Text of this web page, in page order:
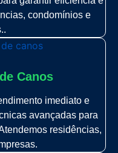
condomínios e
Canos
imediato e
avançadas para
residências,